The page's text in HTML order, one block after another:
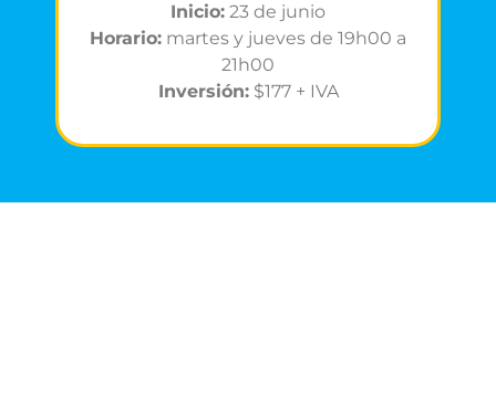
Inicio: 23 de junio
Horario: martes y jueves de 19h00 a
21h00
Inversión:$177 + IVA